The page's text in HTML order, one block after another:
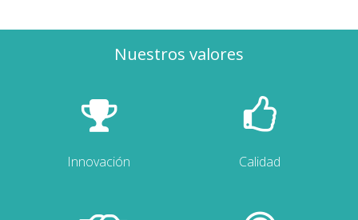
Nuestros valores
Innovación Calidad